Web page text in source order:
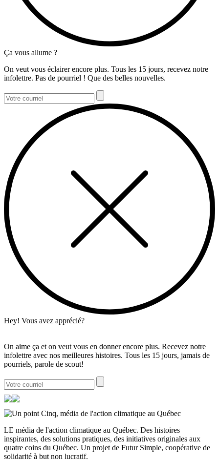
Ça vous allume ?
On veut vous éclairer encore plus. Tous les 15 jours, recevez notre
infolettre. Pas de pourriel ! Que des belles nouvelles.
Hey! Vous avez apprécié?
On aime ça et on veut vous en donner encore plus. Recevez notre
infolettre avec nos meilleures histoires. Tous les 15 jours, jamais de
pourriels, parole de scout!
LE média de l'action climatique au Québec. Des histoires
inspirantes, des solutions pratiques, des initiatives originales aux
quatre coins du Québec. Un projet de Futur Simple, coopérative de
solidarité à but non lucratif.